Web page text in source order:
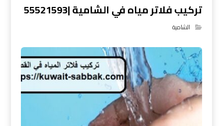
تركيب فلاتر مياه في الشامية |55521593
الشامية